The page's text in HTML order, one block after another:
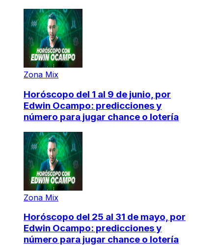
Zona Mix
Horóscopo del 1 al 9 de junio, por
Edwin Ocampo: predicciones y
número para jugar chance o lotería
Zona Mix
Horóscopo del 25 al 31 de mayo, por
Edwin Ocampo: predicciones y
número para jugar chance o lotería